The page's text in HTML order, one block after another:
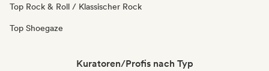
Top Rock & Roll / Klassischer Rock
Top Shoegaze
Kuratoren/Profis nach Typ